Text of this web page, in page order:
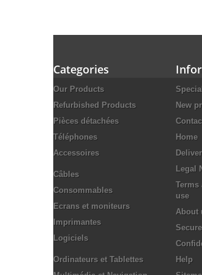
Categories
Our Products
Refurbished Products
Pièces détachées
Téléphones
Accessoires
Câbles
Consommables
Ecrans et moniteurs
Imprimantes
Logiciels
Ordinateurs et Tablettes
New
Home
Legal
use
About
Help